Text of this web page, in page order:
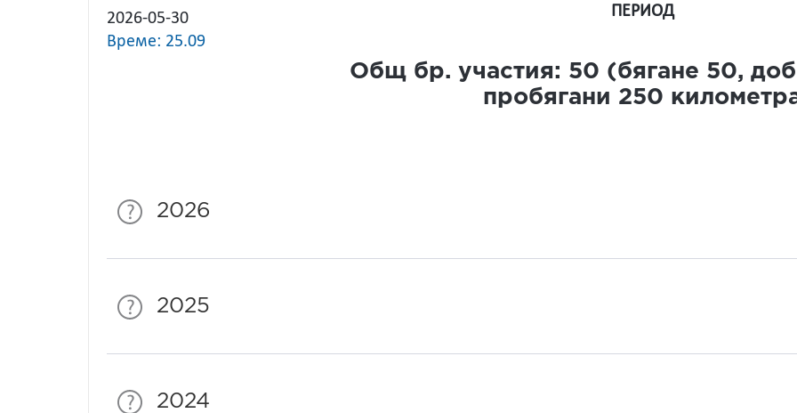
2026-05-30
Време: 25.09
ПЕРИОД
Общ бр. участия: 50 (бягане 50,
пробягани 250
2026
2025
2024